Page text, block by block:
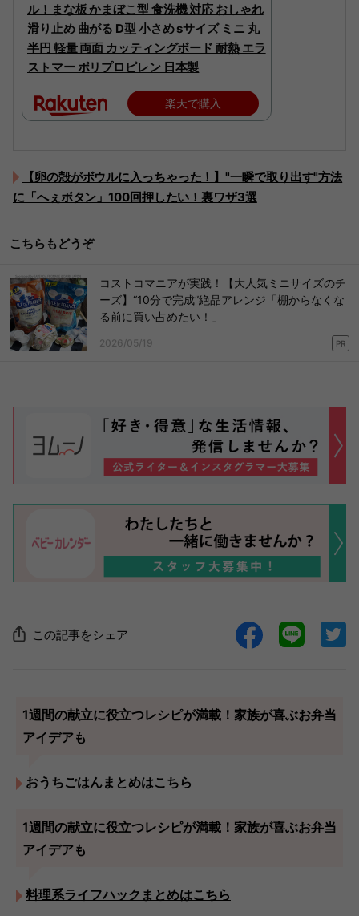
ル！まな板 かまぼこ型 食洗機 対応 おしゃれ
滑り止め 曲がる D型 小さめ sサイズ ミニ 丸
半円 軽量 両面 カッティングボード 耐熱 エラ
ストマー ポリプロピレン 日本製
楽天で購入
【卵の殻がボウルに入っちゃった！】"一瞬で取り出す"方法
に「へぇボタン」100回押したい！裏ワザ3選
こちらもどうぞ
コストコマニアが実践！【大人気ミニサイズのチ
ーズ】“10分で完成”絶品アレンジ「棚からなくな
る前に買い占めたい！」
2026/05/19 PR
この記事をシェア
1週間の献立に役立つレシピが満載！家族が喜ぶお弁当
アイデアも
おうちごはんまとめはこちら
1週間の献立に役立つレシピが満載！家族が喜ぶお弁当
アイデアも
料理系ライフハックまとめはこちら